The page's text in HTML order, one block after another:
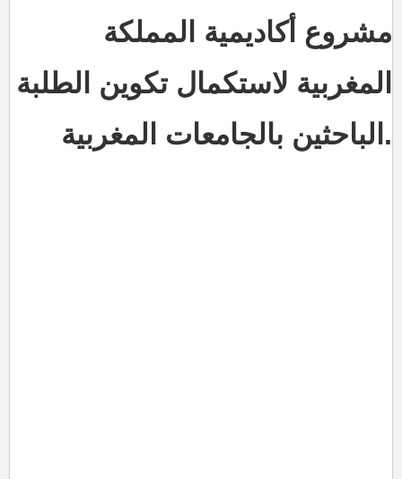
مشروع أكاديمية المملكة
المغربية لاستكمال تكوين الطلبة
الباحثين بالجامعات المغربية.